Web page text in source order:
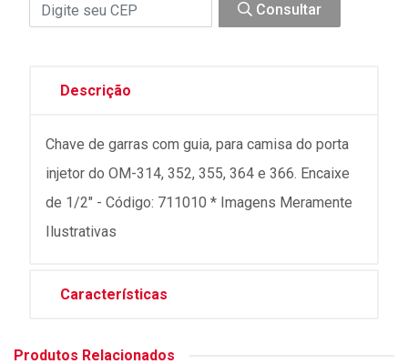
Consultar
Descrição
Chave de garras com guia, para camisa do porta
injetor do OM-314, 352, 355, 364 e 366. Encaixe
de 1/2" - Código: 711010 * Imagens Meramente
Ilustrativas
Características
Produtos Relacionados